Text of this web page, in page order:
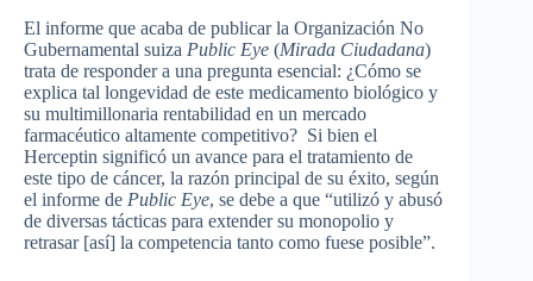
El informe que acaba de publicar la Organización No
Gubernamental suiza Public Eye (Mirada Ciudadana)
trata de responder a una pregunta esencial: ¿Cómo se
explica tal longevidad de este medicamento biológico y
su multimillonaria rentabilidad en un mercado
farmacéutico altamente competitivo? Si bien el
Herceptin significó un avance para el tratamiento de
este tipo de cáncer, la razón principal de su éxito, según
el informe de Public Eye, se debe a que “utilizó y abusó
de diversas tácticas para extender su monopolio y
retrasar [así] la competencia tanto como fuese posible”.